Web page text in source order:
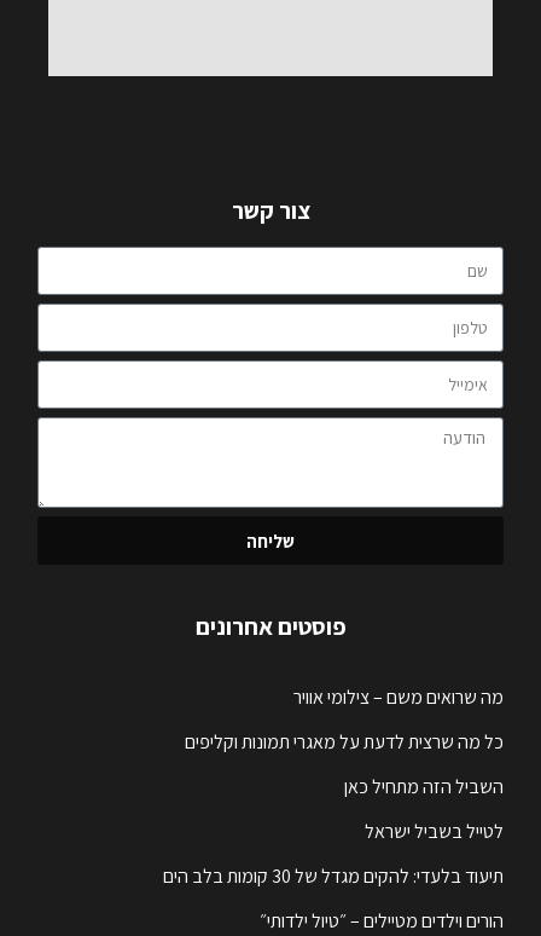
צור קשר
שליחה
פוסטים אחרונים
מה שרואים משם – צילומי אוויר
כל מה שרצית לדעת על מאגרי תמונות וקליפים
השביל הזה מתחיל כאן
לטייל בשביל ישראל
תיעוד בלעדי: להקים מגדל של 30 קומות בלב הים
הורים וילדים מטיילים – ״טיול ילדותי״